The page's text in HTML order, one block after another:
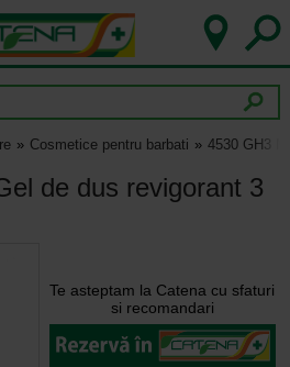
Cosmetice pentru barbati 4530 GH3
de dus revigorant 3
Te asteptam la Catena cu sfaturi
si recomandari